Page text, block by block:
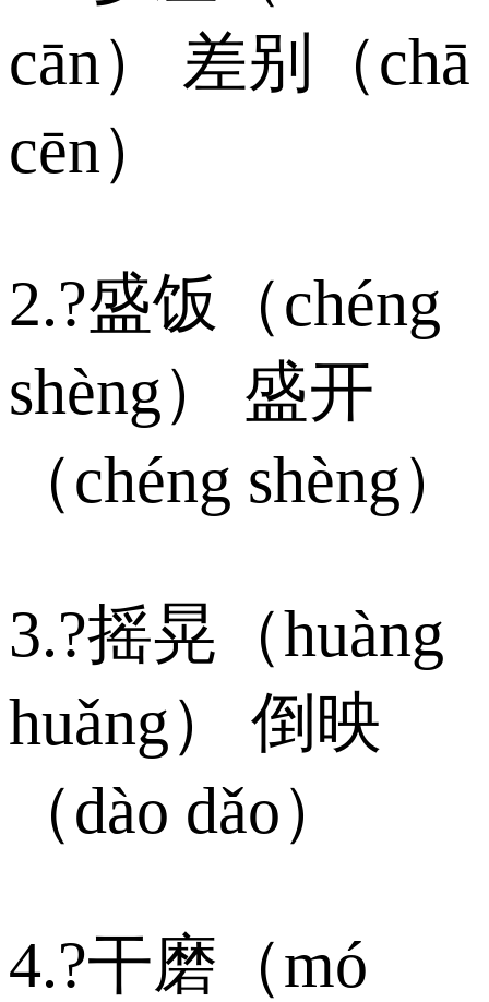
cān） 差别（chā
cēn）
2.?盛饭（chéng
shèng） 盛开
（chéng shèng）
3.?摇晃（huàng
huǎng） 倒映
（dào dǎo）
4.?干磨（mó